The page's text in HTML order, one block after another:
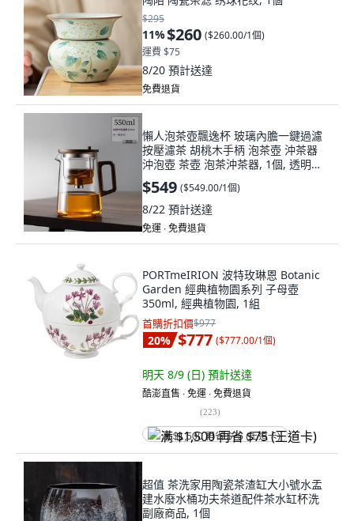
$295
11%$260 ($260.00/1個)
運費 $75
8/20 預計送達
免費退貨
懶人泡茶壺飄逸杯 玻璃內膽一鍵過濾
按壓濾茶 胡桃木手柄 泡茶壺 沖茶器
沖泡壺 茶壺 泡茶沖茶器, 1個, 透明
500ml
$549 ($549.00/1個)
8/22 預計送達
免運 ∙ 免費退貨
PORTmeIRION 波特玫琳恩 Botanic
Garden 經典植物園系列 子母壺
350ml, 經典植物園, 1組
首購折扣價$977
20% $777 ($777.00/1個)
明天 8/9 (日) 預計送達
酷澎直售 ∙ 免運 ∙ 免費退貨
(223)
满 $1,500 再省 $75 (王道卡)
超值 茶洗家用陶瓷茶渣缸大小號水盂
建水廢水桶功夫茶道配件茶水缸杯洗
副廠商品, 1個